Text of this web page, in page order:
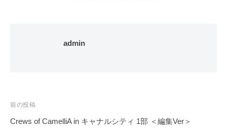
admin
投
稿
前の投稿
Crews of CamelliA in キャナルシティ 1部 ＜編集Ver＞